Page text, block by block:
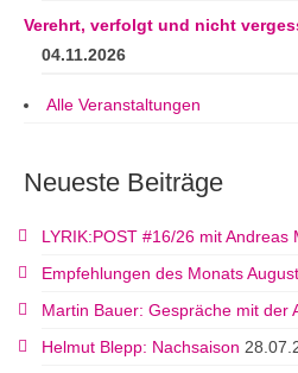
Verehrt, verfolgt und nicht
04.11.2026
Alle Veranstaltungen
Neueste Beiträge
LYRIK:POST #16/26 mit Andreas
Empfehlungen des Monats
Martin Bauer: Gespräche mit der
Helmut Blepp: Nachsaison